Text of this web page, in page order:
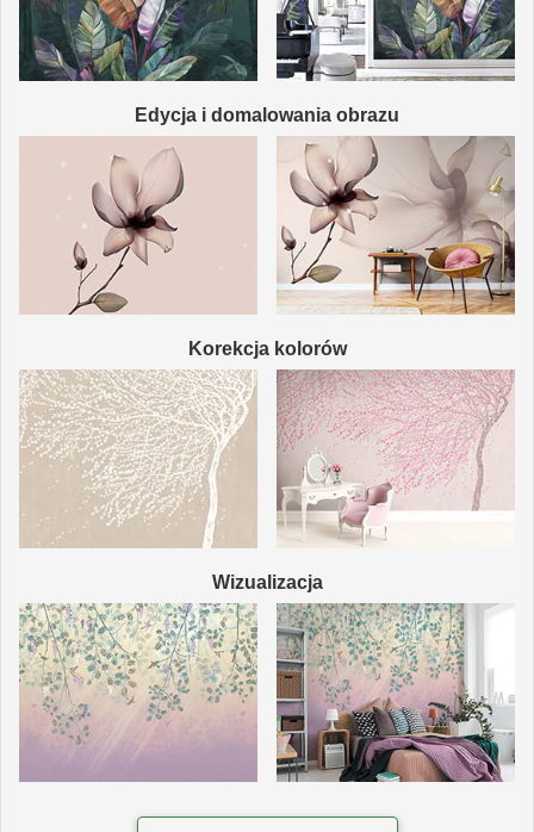
Edycja i domalowania obrazu
Korekcja kolorów
Wizualizacja